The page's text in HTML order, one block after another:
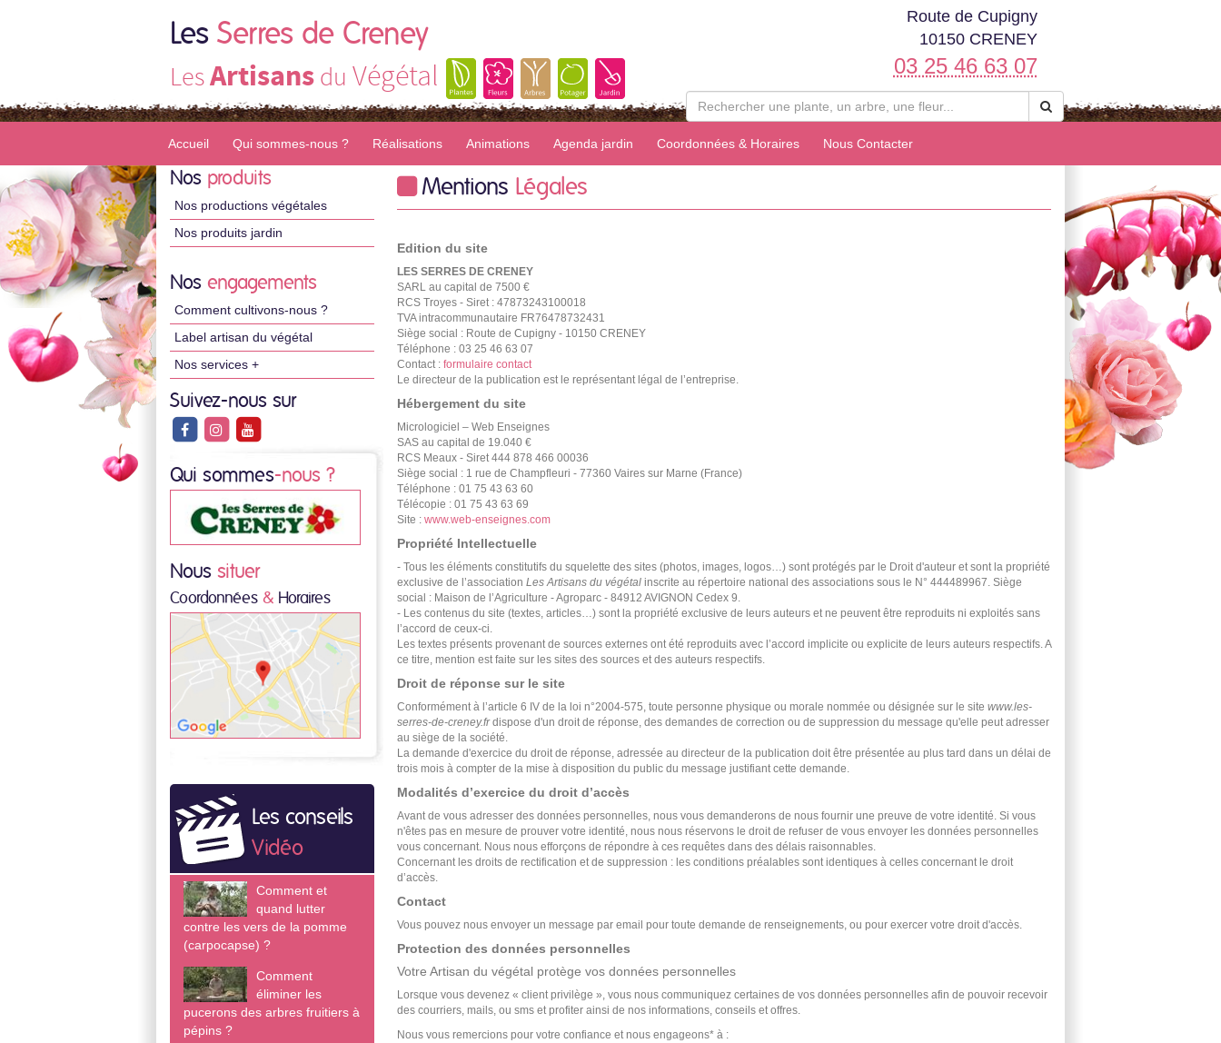
Les Serres de Creney
LesArtisans du Végétal
Route de Cupigny
10150 CRENEY
03 25 46 63 07
Accueil Qui sommes-nous ? Réalisations Animations Agenda jardin Coordonnées & Horaires Nous Contacter
Nos produits
Nos productions végétales
Nos produits jardin
Nos engagements
Comment cultivons-nous ?
Label artisan du végétal
Nos services +
Suivez-nous sur
Qui sommes-nous ?
Nous situer
Coordonnées & Horaires
Les conseils
Vidéo
Comment et
quand lutter
contre les vers de la pomme
(carpocapse) ?
Comment
éliminer les
pucerons des arbres fruitiers à
pépins ?
Mentions Légales
Edition du site
LES SERRES DE CRENEY
SARL au capital de 7500 €
RCS Troyes - Siret : 47873243100018
TVA intracommunautaire FR76478732431
Siège social : Route de Cupigny - 10150 CRENEY
Téléphone : 03 25 46 63 07
Contact : formulaire contact
Le directeur de la publication est le représentant légal de l’entreprise.
Hébergement du site
Micrologiciel – Web Enseignes
SAS au capital de 19.040 €
RCS Meaux - Siret 444 878 466 00036
Siège social : 1 rue de Champfleuri - 77360 Vaires sur Marne (France)
Téléphone : 01 75 43 63 60
Télécopie : 01 75 43 63 69
Site : www.web-enseignes.com
Propriété Intellectuelle
- Tous les éléments constitutifs du squelette des sites (photos, images, logos…) sont protégés par le Droit d'auteur et sont la propriété
exclusive de l’association Les Artisans du végétal inscrite au répertoire national des associations sous le N° 444489967. Siège
social : Maison de l’Agriculture - Agroparc - 84912 AVIGNON Cedex 9.
- Les contenus du site (textes, articles…) sont la propriété exclusive de leurs auteurs et ne peuvent être reproduits ni exploités sans
l’accord de ceux-ci.
Les textes présents provenant de sources externes ont été reproduits avec l’accord implicite ou explicite de leurs auteurs respectifs. A
ce titre, mention est faite sur les sites des sources et des auteurs respectifs.
Droit de réponse sur le site
Conformément à l’article 6 IV de la loi n°2004-575, toute personne physique ou morale nommée ou désignée sur le site www.les-
serres-de-creney.frdispose d'un droit de réponse, des demandes de correction ou de suppression du message qu'elle peut adresser
au siège de la société.
La demande d'exercice du droit de réponse, adressée au directeur de la publication doit être présentée au plus tard dans un délai de
trois mois à compter de la mise à disposition du public du message justifiant cette demande.
Modalités d’exercice du droit d’accès
Avant de vous adresser des données personnelles, nous vous demanderons de nous fournir une preuve de votre identité. Si vous
n'êtes pas en mesure de prouver votre identité, nous nous réservons le droit de refuser de vous envoyer les données personnelles
vous concernant. Nous nous efforçons de répondre à ces requêtes dans des délais raisonnables.
Concernant les droits de rectification et de suppression : les conditions préalables sont identiques à celles concernant le droit
d’accès.
Contact
Vous pouvez nous envoyer un message par email pour toute demande de renseignements, ou pour exercer votre droit d'accès.
Protection des données personnelles
Votre Artisan du végétal protège vos données personnelles
Lorsque vous devenez « client privilège », vous nous communiquez certaines de vos données personnelles afin de pouvoir recevoir
des courriers, mails, ou sms et profiter ainsi de nos informations, conseils et offres.
Nous vous remercions pour votre confiance et nous engageons* à :